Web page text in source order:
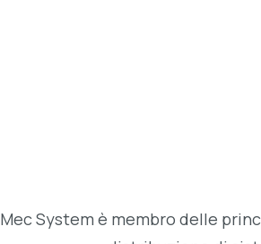
Mec System è membro delle